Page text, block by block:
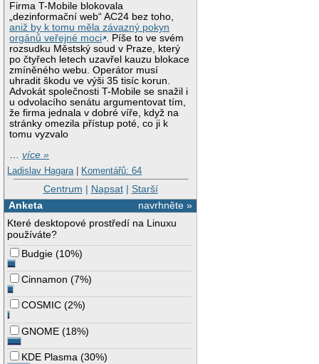
Firma T-Mobile blokovala
„dezinformační web“ AC24 bez toho,
aniž by k tomu měla závazný pokyn
orgánů veřejné moci . Píše to ve svém
rozsudku Městský soud v Praze, který
po čtyřech letech uzavřel kauzu blokace
zmíněného webu. Operátor musí
uhradit škodu ve výši 35 tisíc korun.
Advokát společnosti T-Mobile se snažil i
u odvolacího senátu argumentovat tím,
že firma jednala v dobré víře, když na
stránky omezila přístup poté, co ji k
tomu vyzvalo
…více »
Ladislav Hagara | Komentářů: 64
Centrum | Napsat| Starší
navrhněte »
Anketa
Které desktopové prostředí na Linuxu
používáte?
Budgie (10%)
Cinnamon (7%)
COSMIC (2%)
GNOME (18%)
KDE Plasma (30%)